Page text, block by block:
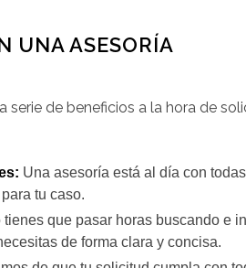
UNA ASESORÍA
serie de beneficios a la hora de
Una asesoría está al día con
tu caso.
que pasar horas buscando e
de forma clara y concisa.